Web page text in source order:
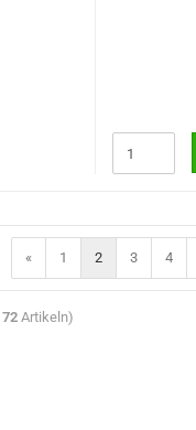
« 1 2 3 4
72 Artikeln)